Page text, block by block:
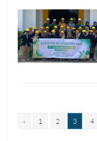
‹ 1 2 3 4